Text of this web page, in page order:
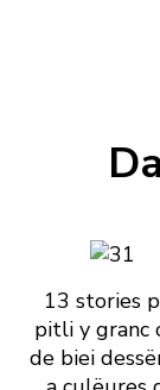
13 stories
pitli y granc
de biei